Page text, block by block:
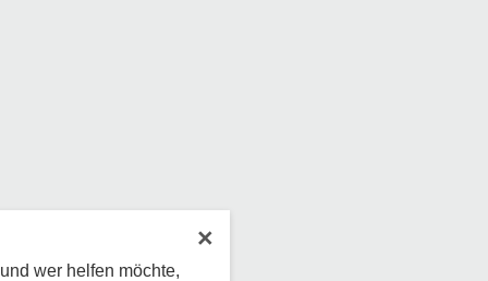
×
wer helfen möchte,